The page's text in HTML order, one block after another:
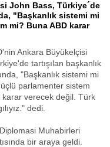
John Bass, Türkiye´de
"Başkanlık sistemi mi
mi? Buna ABD karar
Ankara Büyükelçisi
tartışılan başkanlık
"Başkanlık sistemi mi
parlamenter sistem
karar verecek değil. Türk
dedi.
Muhabirleri
bir araya geldi.